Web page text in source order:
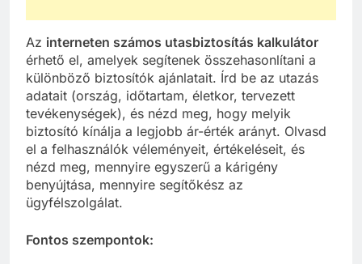
Az interneten számos utasbiztosítás kalkulátor
érhető el, amelyek segítenek összehasonlítani a
különböző biztosítók ajánlatait. Írd be az utazás
adatait (ország, időtartam, életkor, tervezett
tevékenységek), és nézd meg, hogy melyik
biztosító kínálja a legjobb ár-érték arányt. Olvasd
el a felhasználók véleményeit, értékeléseit, és
nézd meg, mennyire egyszerű a kárigény
benyújtása, mennyire segítőkész az
ügyfélszolgálat.
Fontos szempontok: